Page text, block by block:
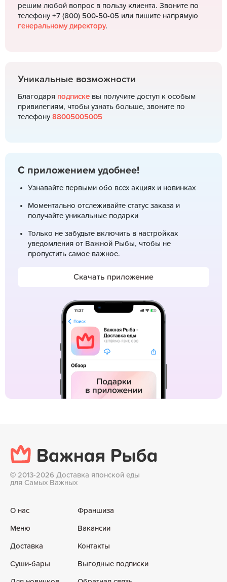
решим любой вопрос в пользу клиента. Звоните по
телефону +7 (800) 500-50-05 или пишите напрямую
генеральному директору.
Уникальные возможности
Благодаря подписке вы получите доступ к особым
привилегиям, чтобы узнать больше, звоните по
телефону 88005005005
С приложением удобнее!
Узнавайте первыми обо всех акциях и новинках
Моментально отслеживайте статус заказа и
получайте уникальные подарки
Только не забудьте включить в настройках
уведомления от Важной Рыбы, чтобы не
пропустить самое важное.
Скачать приложение
© 2013-2026 Доставка японской еды
для Самых Важных
О нас
Меню
Доставка
Суши-бары
Франшиза
Вакансии
Контакты
Выгодные подписки